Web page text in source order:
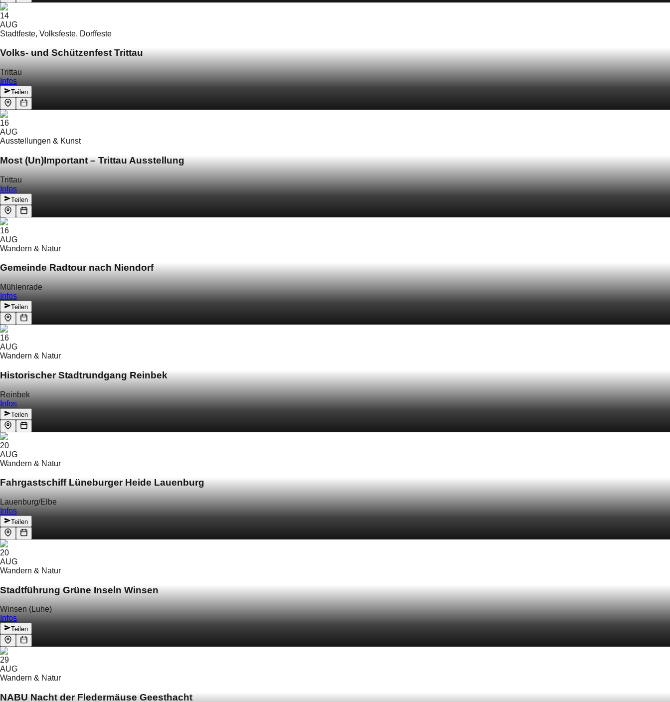
14
AUG
Stadtfeste, Volksfeste, Dorffeste
Volks- und Schützenfest Trittau
Trittau
Infos
Teilen
16
AUG
Ausstellungen & Kunst
Most (Un)Important – Trittau Ausstellung
Trittau
Infos
Teilen
16
AUG
Wandern & Natur
Gemeinde Radtour nach Niendorf
Mühlenrade
Infos
Teilen
16
AUG
Wandern & Natur
Historischer Stadtrundgang Reinbek
Reinbek
Infos
Teilen
20
AUG
Wandern & Natur
Fahrgastschiff Lüneburger Heide Lauenburg
Lauenburg/Elbe
Infos
Teilen
20
AUG
Wandern & Natur
Stadtführung Grüne Inseln Winsen
Winsen (Luhe)
Infos
Teilen
29
AUG
Wandern & Natur
NABU Nacht der Fledermäuse Geesthacht